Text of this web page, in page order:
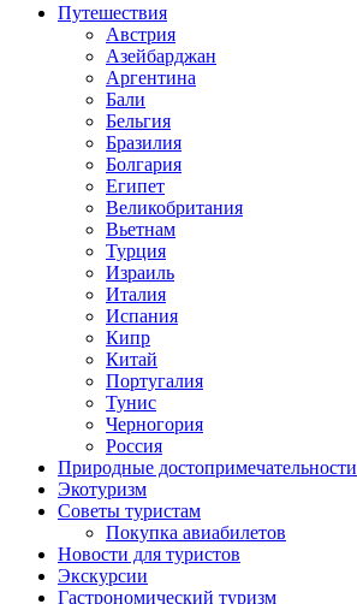
Путешествия
Австрия
Азейбарджан
Аргентина
Бали
Бельгия
Бразилия
Болгария
Египет
Великобритания
Вьетнам
Турция
Израиль
Италия
Испания
Кипр
Китай
Португалия
Тунис
Черногория
Россия
Природные достопримечательности
Экотуризм
Советы туристам
Покупка авиабилетов
Новости для туристов
Экскурсии
Гастрономический туризм